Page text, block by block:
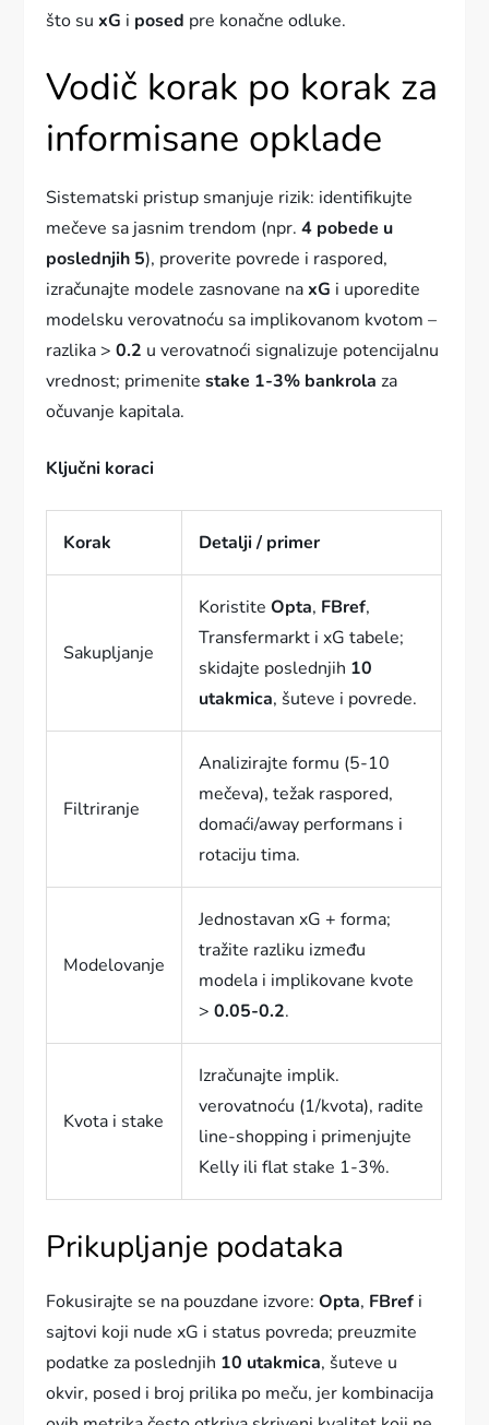
što suxG i posed pre konačne odluke.
Vodič korak po korak za
informisane opklade
Sistematski pristup smanjuje rizik: identifikujte
mečeve sa jasnim trendom (npr.4 pobede u
poslednjih 5), proverite povrede i raspored,
izračunajte modele zasnovane naxG i uporedite
modelsku verovatnoću sa implikovanom kvotom –
razlika >0.2 u verovatnoći signalizuje potencijalnu
vrednost; primenitestake 1-3% bankrola za
očuvanje kapitala.
Ključni koraci
Korak Detalji / primer
Sakupljanje
KoristiteOpta, FBref,
Transfermarkt i xG tabele;
skidajte poslednjih 10
utakmica, šuteve i povrede.
Filtriranje
Analizirajte formu (5-10
mečeva), težak raspored,
domaći/away performans i
rotaciju tima.
Modelovanje
Jednostavan xG + forma;
tražite razliku između
modela i implikovane kvote
>0.05-0.2.
Kvota i stake
Izračunajte implik.
verovatnoću (1/kvota), radite
line-shopping i primenjujte
Kelly ili flat stake 1-3%.
Prikupljanje podataka
Fokusirajte se na pouzdane izvore:Opta, FBref i
sajtovi koji nude xG i status povreda; preuzmite
podatke za poslednjih 10 utakmica, šuteve u
okvir, posed i broj prilika po meču, jer kombinacija